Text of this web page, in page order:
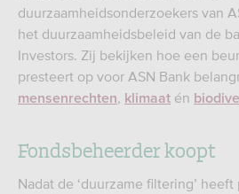
duurzaamheidsonderzoekers van
het duurzaamheidsbeleid van de
Investors. Zij bekijken hoe een
presteert op voor ASN Bank
mensenrechten, klimaat én
Fondsbeheerder koopt
Nadat de ‘duurzame filtering’